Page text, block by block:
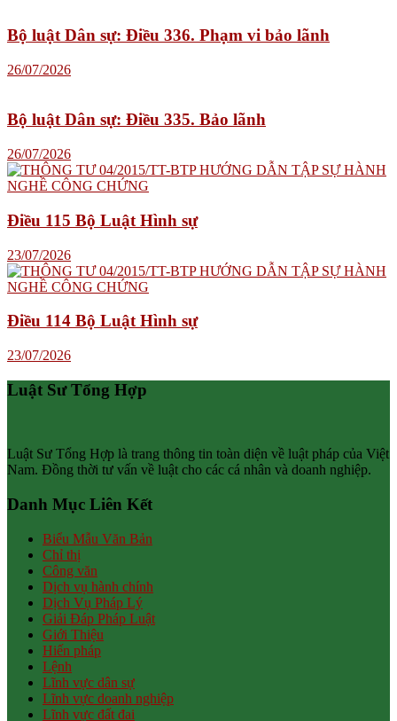
Bộ luật Dân sự: Điều 336. Phạm vi bảo lãnh
26/07/2026
Bộ luật Dân sự: Điều 335. Bảo lãnh
26/07/2026
Điều 115 Bộ Luật Hình sự
23/07/2026
Điều 114 Bộ Luật Hình sự
23/07/2026
Luật Sư Tổng Hợp
Luật Sư Tổng Hợp là trang thông tin toàn diện về luật pháp của Việt
Nam. Đồng thời tư vấn về luật cho các cá nhân và doanh nghiệp.
Danh Mục Liên Kết
Biểu Mẫu Văn Bản
Chỉ thị
Công văn
Dịch vụ hành chính
Dịch Vụ Pháp Lý
Giải Đáp Pháp Luật
Giới Thiệu
Hiến pháp
Lệnh
Lĩnh vực dân sự
Lĩnh vực doanh nghiệp
Lĩnh vực đất đai